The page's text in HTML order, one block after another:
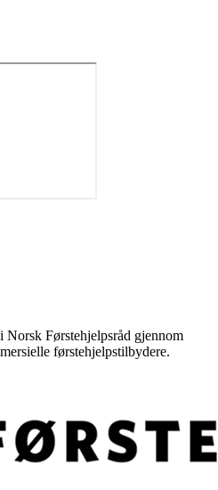
Norsk Førstehjelpsråd gjennom
førstehjelpstilbydere.